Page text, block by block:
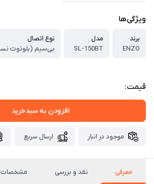
ویژگی‌ها
برند
ENZO
مدل
SL-150BT
نوع اتصال
قیمت:
افزودن به سبدخرید
موجود در انبار ارسال سریع
معرفی نقد و بررسی مشخصات